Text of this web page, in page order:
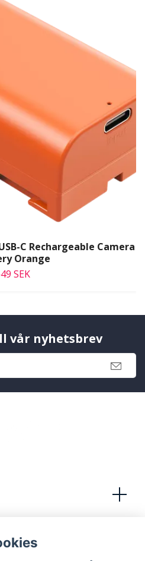
C Rechargeable Camera
Orange
SEK
vår nyhetsbrev